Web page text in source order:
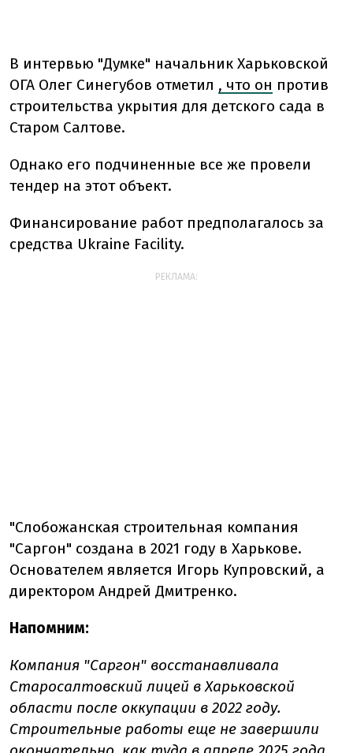
В интервью "Думке" начальник Харьковской
ОГА Олег Синегубов отметил , что он против
строительства укрытия для детского сада в
Старом Салтове.
Однако его подчиненные все же провели
тендер на этот объект.
Финансирование работ предполагалось за
средства Ukraine Facility.
РЕКЛАМА:
"Слобожанская строительная компания
"Саргон" создана в 2021 году в Харькове.
Основателем является Игорь Купровский, а
директором Андрей Дмитренко.
Напомним:
Компания "Саргон" восстанавливала
Старосалтовский лицей в Харьковской
области после оккупации в 2022 году.
Строительные работы еще не завершили